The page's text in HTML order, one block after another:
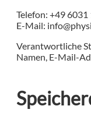
Telefon: +49
E-Mail:
Verantwortliche
Namen, E-Mail-